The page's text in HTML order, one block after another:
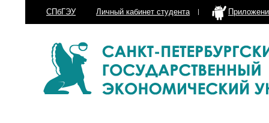
СПбГЭУ Личный кабинет студента